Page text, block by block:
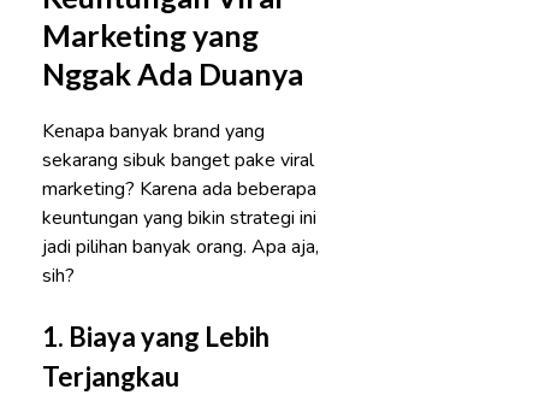
Marketing yang
Nggak Ada Duanya
Kenapa banyak brand yang
sekarang sibuk banget pake viral
marketing? Karena ada beberapa
keuntungan yang bikin strategi ini
jadi pilihan banyak orang. Apa aja,
sih?
1. Biaya yang Lebih
Terjangkau